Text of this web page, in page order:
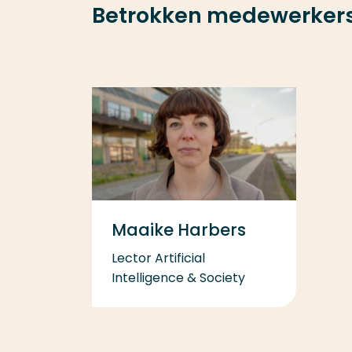
Betrokken
Maaike Harbers
Lector Artificial
Intelligence & Society